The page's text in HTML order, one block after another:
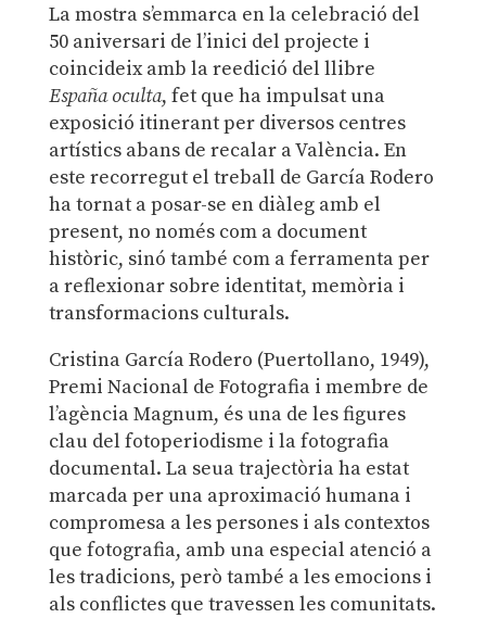
La mostra s’emmarca en la celebració del
50 aniversari de l’inici del projecte i
coincideix amb la reedició del llibre
España oculta, fet que ha impulsat una
exposició itinerant per diversos centres
artístics abans de recalar a València. En
este recorregut el treball de García Rodero
ha tornat a posar-se en diàleg amb el
present, no només com a document
històric, sinó també com a ferramenta per
a reflexionar sobre identitat, memòria i
transformacions culturals.
Cristina García Rodero (Puertollano, 1949),
Premi Nacional de Fotografia i membre de
l’agència Magnum, és una de les figures
clau del fotoperiodisme i la fotografia
documental. La seua trajectòria ha estat
marcada per una aproximació humana i
compromesa a les persones i als contextos
que fotografia, amb una especial atenció a
les tradicions, però també a les emocions i
als conflictes que travessen les comunitats.